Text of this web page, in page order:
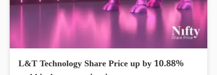
L&T Technology Share Price up by 10.88%